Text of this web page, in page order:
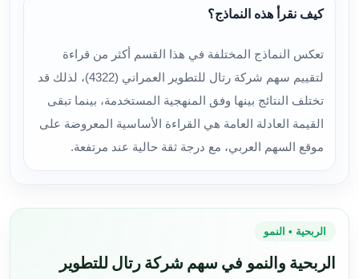
كيف نقرأ هذه النماذج؟
تعكس النماذج المختلفة في هذا القسم أكثر من قراءة
لتقييم سهم شركة رتال للتطوير العمراني (4322)، لذلك قد
تختلف النتائج بينها وفق المنهجية المستخدمة، بينما تبقى
القيمة العادلة العامة هي القراءة الأساسية المعروضة على
موقع السهم العربي، مع درجة ثقة حالية عند مرتفعة.
الربحية • النمو
الربحية والنمو في سهم شركة رتال للتطوير